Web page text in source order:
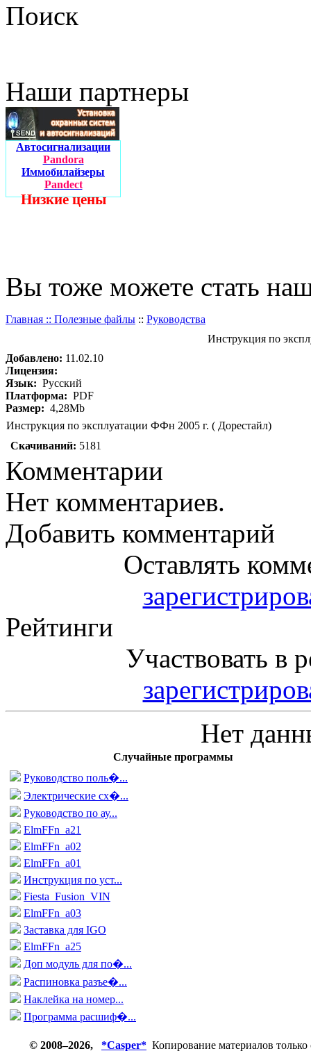
Поиск
Наши партнеры
Автосигнализации
Pandora
Иммобилайзеры
Pandect
Низкие цены
Вы тоже можете стать
Главная :: Полезные файлы :: Руководства
Инструкция по
Добавлено: 11.02.10
Лицензия:
Язык: Русский
Платформа: PDF
Размер: 4,28Mb
Инструкция по эксплуатации ФФн 2005 г. ( Дорестайл)
Скачиваний: 5181
Комментарии
Нет комментариев.
Добавить комментарий
Оставлять
Рейтинги
Участвовать в
Нет
Случайные программы
Руководство поль�...
Электрические сх�...
Руководство по ау...
ElmFFn_a21
ElmFFn_a02
ElmFFn_a01
Инструкция по уст...
Fiesta_Fusion_VIN
ElmFFn_a03
Заставка для IGO
ElmFFn_a25
Доп модуль для по�...
Распиновка разъе�...
Наклейка на номер...
Программа расшиф�...
© 2008–2026, *Casper* Копирование материалов